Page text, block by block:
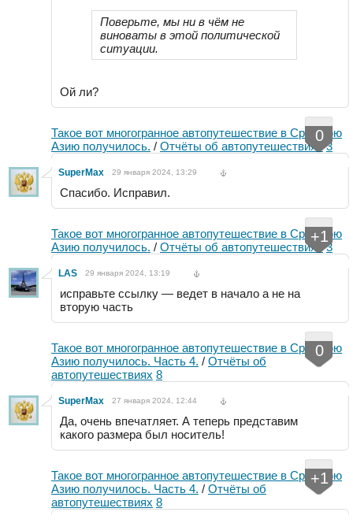
Поверьте, мы ни в чём не
виноваты в этой политической
ситуации.
Ой ли?
Такое вот многогранное автопутешествие в Среднюю
Азию получилось. / Отчёты об автопутешествиях 3
0
SuperMax 29 января 2024, 13:29
Спасибо. Исправил.
Такое вот многогранное автопутешествие в Среднюю
Азию получилось. / Отчёты об автопутешествиях 3
+1
LAS 29 января 2024, 13:19
исправьте ссылку — ведет в начало а не на
вторую часть
Такое вот многогранное автопутешествие в Среднюю
Азию получилось. Часть 4. / Отчёты об
автопутешествиях 8
0
SuperMax 27 января 2024, 12:44
Да, очень впечатляет. А теперь представим
какого размера был носитель!
Такое вот многогранное автопутешествие в Среднюю
Азию получилось. Часть 4. / Отчёты об
автопутешествиях 8
+1